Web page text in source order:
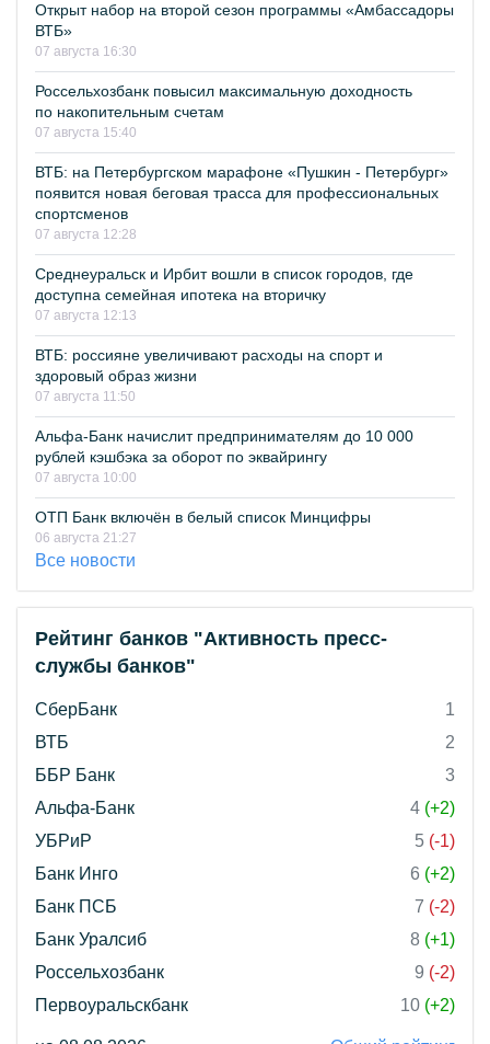
Открыт набор на второй сезон программы «Амбассадоры
ВТБ»
07 августа 16:30
Россельхозбанк повысил максимальную доходность
по накопительным счетам
07 августа 15:40
ВТБ: на Петербургском марафоне «Пушкин - Петербург»
появится новая беговая трасса для профессиональных
спортсменов
07 августа 12:28
Среднеуральск и Ирбит вошли в список городов, где
доступна семейная ипотека на вторичку
07 августа 12:13
ВТБ: россияне увеличивают расходы на спорт и
здоровый образ жизни
07 августа 11:50
Альфа-Банк начислит предпринимателям до 10 000
рублей кэшбэка за оборот по эквайрингу
07 августа 10:00
ОТП Банк включён в белый список Минцифры
06 августа 21:27
Все новости
Рейтинг банков "Активность пресс-
службы банков"
СберБанк
1
ВТБ
2
ББР Банк
3
Альфа-Банк
4 (+2)
УБРиР
5 (-1)
Банк Инго
6 (+2)
Банк ПСБ
7 (-2)
Банк Уралсиб
8 (+1)
Россельхозбанк
9 (-2)
Первоуральскбанк
10 (+2)